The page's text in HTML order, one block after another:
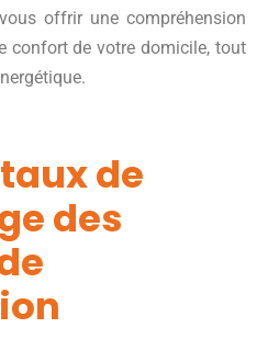
offrir une compréhension
confort de votre domicile, tout
de
des